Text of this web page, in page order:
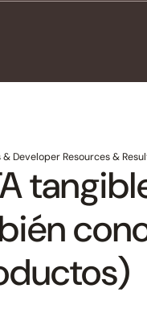
Developer Resources &